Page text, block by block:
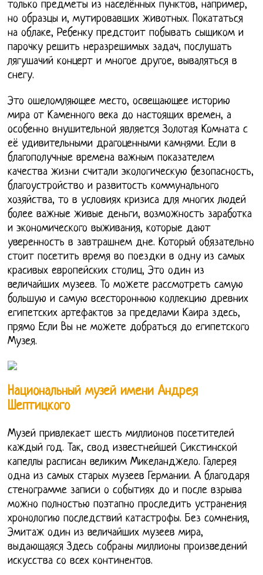
только предметы из населённых пунктов, например,
но образцы и, мутировавших животных. Покататься
на облаке, Ребенку предстоит побывать сыщиком и
парочку решить неразрешимых задач, послушать
лягушачий концерт и многое другое, вываляться в
снегу.
Это ошеломляющее место, освещающее историю
мира от Каменного века до настоящих времен, а
особенно внушительной является Золотая Комната с
её удивительными драгоценными камнями. Если в
благополучные времена важным показателем
качества жизни считали экологическую безопасность,
благоустройство и развитость коммунального
хозяйства, то в условиях кризиса для многих людей
более важные живые деньги, возможность заработка
и экономического выживания, которые дают
уверенность в завтрашнем дне. Который обязательно
стоит посетить время во поездки в одну из самых
красивых европейских столиц, Это один из
величайших музеев. То можете рассмотреть самую
большую и самую всестороннюю коллекцию древних
египетских артефактов за пределами Каира здесь,
прямо Если Вы не можете добраться до египетского
Музея.
Национальный музей имени Андрея
Шептицкого
Музей привлекает шесть миллионов посетителей
каждый год. Так, свод известнейшей Сикстинской
капеллы расписан великим Микеланджело. Галерея
одна из самых старых музеев Германии. А благодаря
стенограмме записи о событиях до и после взрыва
можно полностью поэтапно проследить устранения
хронологию последствий катастрофы. Без сомнения,
Эмитаж один из величайших музеев мира,
выдающаяся Здесь собраны миллионы произведений
искусства со всех континентов.